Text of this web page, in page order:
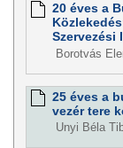
20 éves a
Szervezési
Borotvás
25 éves a
vezér tere
Unyi Béla